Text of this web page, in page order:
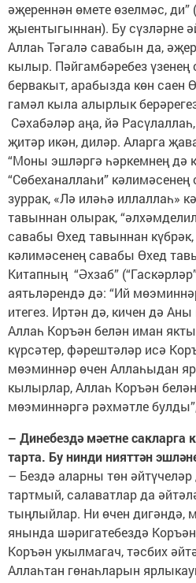
әҗереннән өмете өзелмәс,
җыентыгыннан). Бу сүзләрне
Аллаһ Тәгалә савабын да,
кылыр. Пәйгамбәребез үзенең
бервакыт, арабызда көн саен
гамәл кыла алырлык
Сәхабәләр аңа, йә
җитәр икән, диләр. Аларга
“Моны эшләргә һәркемнең дә
“Сөбеханаллаһи”
зуррак, «Лә иләһә иллаллаһ»
тавыннан олырак,
савабы Өхед тавыннан күбрәк,
кәлимәсенең савабы Өхед
Китапның “Әхзаб”
аятьләрендә дә: “Ий
итегез. Иртән дә, кичен дә Аны
Аллаһ Коръән белән иман
күрсәтер, фәрештәләр исә
мөэминнәр өчен Аллаһыдан
кылырлар, Аллаһ Коръән
мөэминнәргә рәхмәтле
– Динебездә мәетне сакларга
тарта. Бу нинди нияттән
– Бездә аларны төн
тартмый, салаватлар да
тыңлыйлар. Ни өчен
янында шәригатебездә
Коръән укылмагач, тәсбих
Аллаһтан гөнаһларын